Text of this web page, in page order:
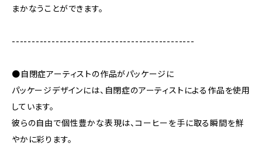
まかなうことができます。
----------------------------------------------
●自閉症アーティストの作品がパッケージに
パッケージデザインには、自閉症のアーティストによる作品を使用
しています。
彼らの自由で個性豊かな表現は、コーヒーを手に取る瞬間を鮮
やかに彩ります。